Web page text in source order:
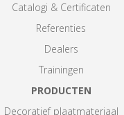
Catalogi & Certificaten
Referenties
Dealers
Trainingen
PRODUCTEN
Decoratief plaatmateriaal